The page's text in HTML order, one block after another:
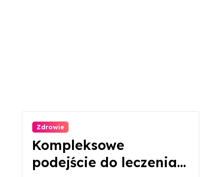
Zdrowie
Kompleksowe
podejście do leczenia